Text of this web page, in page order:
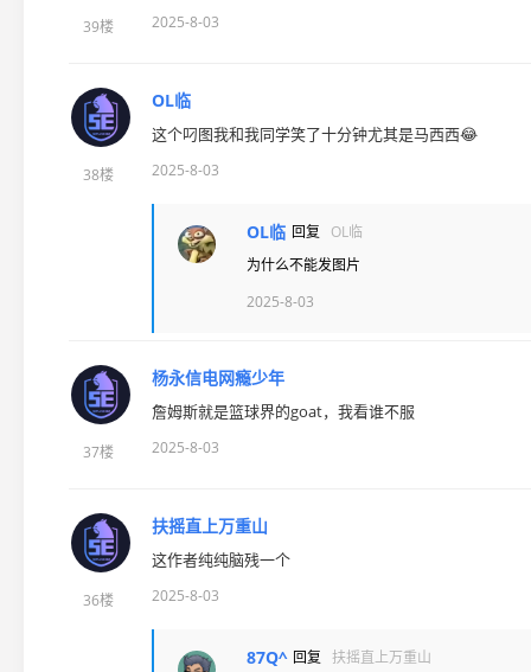
39楼 2025-8-03
38楼
OL临
这个叼图我和我同学笑了十分钟尤其是马西西😂
2025-8-03
OL临 回复
OL临
为什么不能发图片
2025-8-03
37楼
杨永信电网瘾少年
詹姆斯就是篮球界的goat，我看谁不服
2025-8-03
36楼
扶摇直上万重山
这作者纯纯脑残一个
2025-8-03
87Q^ 回复
扶摇直上万重山